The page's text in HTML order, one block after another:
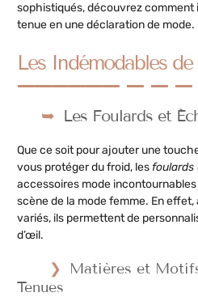
sophistiqués, découvrez
tenue en une déclaration de mode.
Les Indémodables
Les Foulards et
Que ce soit pour ajouter une
vous protéger du froid, lesfoulards
accessoires mode
scène de la mode femme. En
variés, ils permettent de
d’œil.
Matières et
Tenues